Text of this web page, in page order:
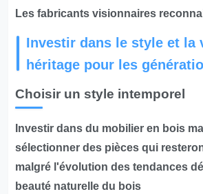
Les fabricants visionnaires
Investir dans le style et la
héritage pour les
Choisir un style intemporel
Investir dans du mobilier en bois
sélectionner des pièces qui
malgré l'évolution des tendances
beauté naturelle du bois